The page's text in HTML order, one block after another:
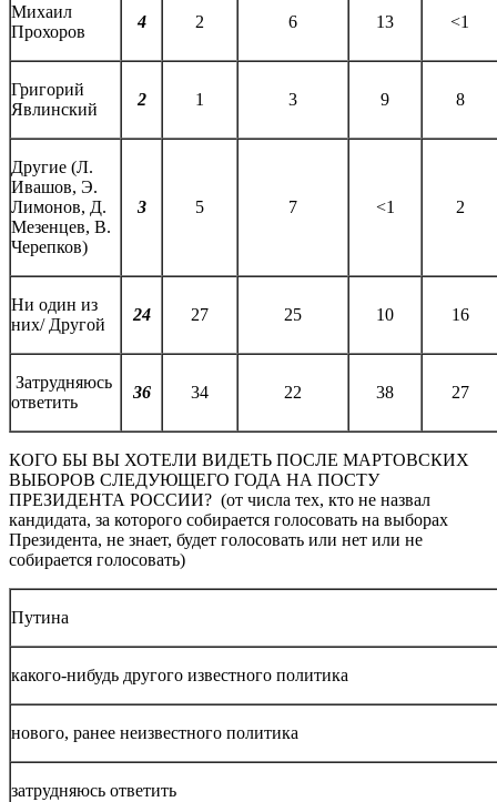
Михаил
Прохоров
4 2 6 13 <1
Григорий
Явлинский
2 1 3 9 8
Другие (Л.
Ивашов, Э.
Лимонов, Д.
Мезенцев, В.
Черепков)
3 5 7 <1 2
Ни один из
них/ Другой
24 27 25 10 16
Затрудняюсь
ответить
36 34 22 38 27
КОГО БЫ ВЫ ХОТЕЛИ ВИДЕТЬ ПОСЛЕ МАРТОВСКИХ
ВЫБОРОВ СЛЕДУЮЩЕГО ГОДА НА ПОСТУ
ПРЕЗИДЕНТА РОССИИ? (от числа тех, кто не назвал
кандидата, за которого собирается голосовать на выборах
Президента, не знает, будет голосовать или нет или не
собирается голосовать)
Путина
какого-нибудь другого известного политика
нового, ранее неизвестного политика
затрудняюсь ответить